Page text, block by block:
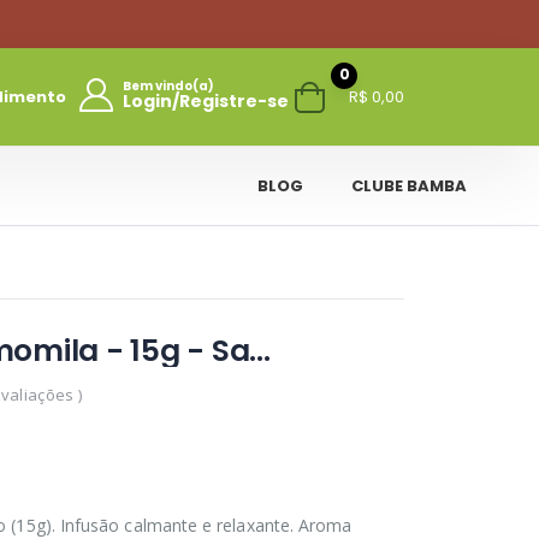
Bem vindo(a)
Login/Registre-se
0
R$ 0,00
CLUBE BAMBA
BLOG
Chá de Camomila - 15g - Sabor Gaúcho
)
(15g). Infusão calmante e relaxante. Aroma